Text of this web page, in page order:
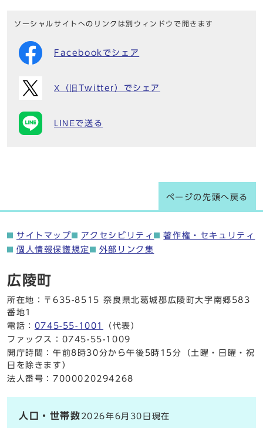
ソーシャルサイトへのリンクは別ウィンドウで開きます
Facebookでシェア
X（旧Twitter）でシェア
LINEで送る
ページの先頭へ戻る
サイトマップ アクセシビリティ
著作権・セキュリティ
個人情報保護規定
外部リンク集
広陵町
所在地：〒635-8515 奈良県北葛城郡広陵町大字南郷583
番地1
電話： 0745-55-1001
（代表）
ファックス：0745-55-1009
開庁時間：午前8時30分から午後5時15分（土曜・日曜・祝
日を除きます）
法人番号：7000020294268
人口・世帯数 2026年6月30日現在